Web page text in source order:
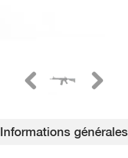
Informations générales